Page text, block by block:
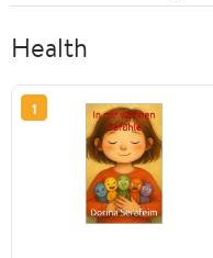
Health
1